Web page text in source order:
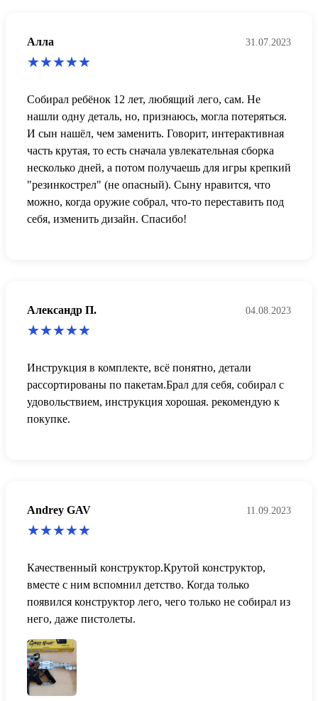
Алла 31.07.2023
Собирал ребёнок 12 лет, любящий лего, сам. Не
нашли одну деталь, но, признаюсь, могла потеряться.
И сын нашёл, чем заменить. Говорит, интерактивная
часть крутая, то есть сначала увлекательная сборка
несколько дней, а потом получаешь для игры крепкий
"резинкострел" (не опасный). Сыну нравится, что
можно, когда оружие собрал, что-то переставить под
себя, изменить дизайн. Спасибо!
Александр П. 04.08.2023
Инструкция в комплекте, всё понятно, детали
рассортированы по пакетам.Брал для себя, собирал с
удовольствием, инструкция хорошая. рекомендую к
покупке.
Andrey GAV 11.09.2023
Качественный конструктор.Крутой конструктор,
вместе с ним вспомнил детство. Когда только
появился конструктор лего, чего только не собирал из
него, даже пистолеты.